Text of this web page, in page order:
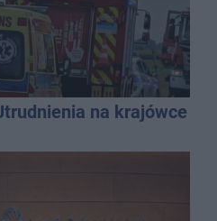
na krajówce